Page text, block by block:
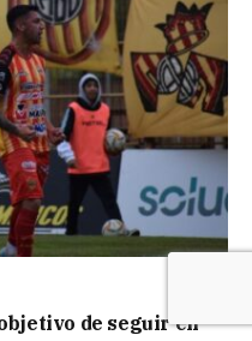
de seguir en